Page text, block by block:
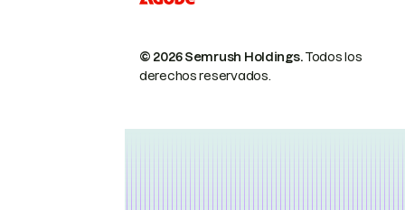
© 2026 Semrush Holdings.Todos los
derechos reservados.